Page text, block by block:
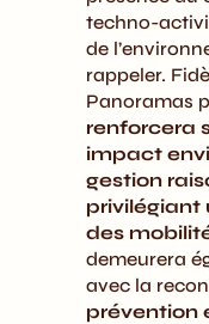
techno-
de
rappeler.
Panoramas
renforcera
impact
gestion
privilégiant
des
demeurera
avec la
prévention